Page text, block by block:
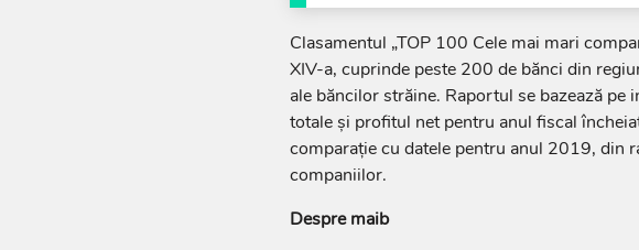
Clasamentul „TOP 100 Cele mai mari
XIV-a, cuprinde peste 200 de bănci din
ale băncilor străine. Raportul se bazează
totale şi profitul net pentru anul fiscal
comparație cu datele pentru anul 2019, din
companiilor.
Despre maib